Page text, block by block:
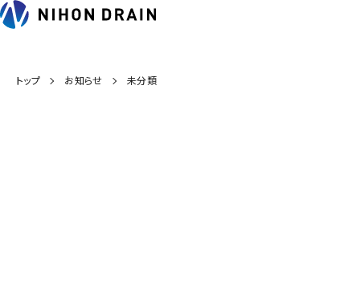
トップ お知らせ 未分類